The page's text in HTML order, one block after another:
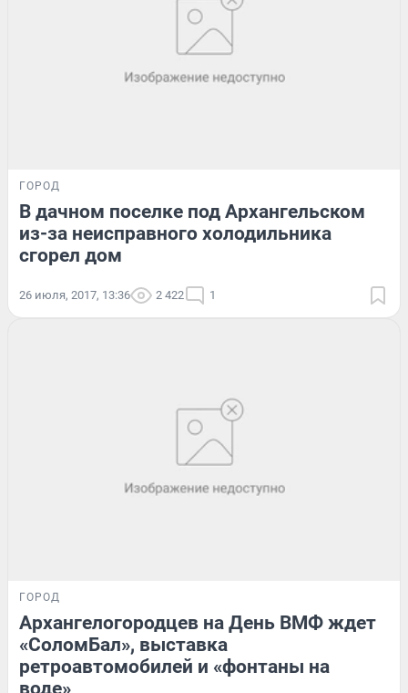
ГОРОД
В дачном поселке под Архангельском
из-за неисправного холодильника
сгорел дом
26 июля, 2017, 13:36 2 422 1
ГОРОД
Архангелогородцев на День ВМФ ждет
«СоломБал», выставка
ретроавтомобилей и «фонтаны на
воде»